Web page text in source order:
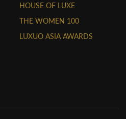
HOUSE OF LUXE
THE WOMEN 100
LUXUO ASIA AWARDS